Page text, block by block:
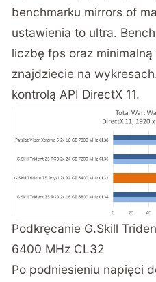
benchmarku mirrors of
ustawienia to ultra.
liczbę fps oraz
znajdziecie na
kontrolą API DirectX 11.
Podkręcanie G.Skill
6400 MHz CL32
Po podniesieniu napięci